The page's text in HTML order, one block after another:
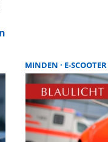
MINDEN E-SCOOTER